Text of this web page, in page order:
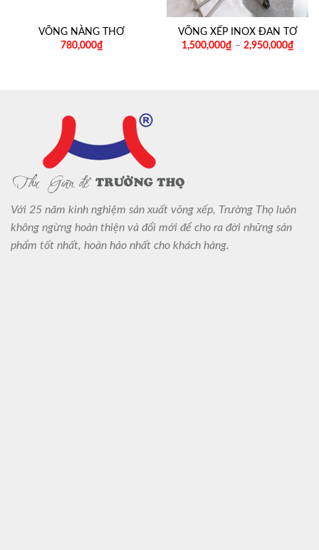
VÕNG NÀNG THƠ
780,000₫
VÕNG XẾP INOX ĐAN TƠ
1,500,000₫ – 2,950,000₫
Với 25 năm kinh nghiệm sản xuất võng xếp, Trường Thọ luôn
không ngừng hoàn thiện và đổi mới để cho ra đời những sản
phẩm tốt nhất, hoàn hảo nhất cho khách hàng.